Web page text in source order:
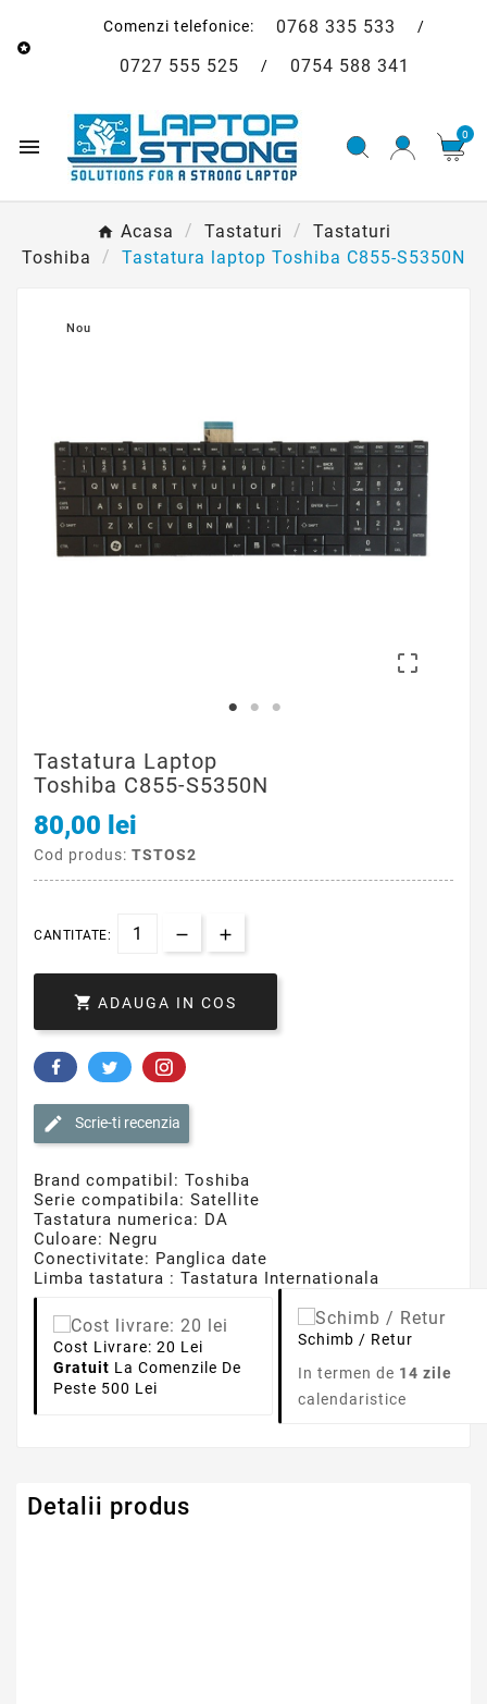

Comenzi telefonice: 0768 335 533
0727 555 525 / 0754 588 341
 0
Acasa Tastaturi
Tastaturi
Toshiba
Tastatura laptop Toshiba C855-S5350N
Nou

Tastatura Laptop
Toshiba C855-S5350N
80,00 lei
Cod produs: TSTOS2
CANTITATE:
 ADAUGA IN COS
Scrie-ti recenzia
Brand compatibil: Toshiba
Serie compatibila: Satellite
Tastatura numerica: DA
Culoare: Negru
Conectivitate: Panglica date
Limba tastatura : Tastatura Internationala
Cost Livrare: 20 Lei
Gratuit La Comenzile De
Peste 500 Lei
Schimb / Retur
In termen de 14 zile
calendaristice
Detalii produs